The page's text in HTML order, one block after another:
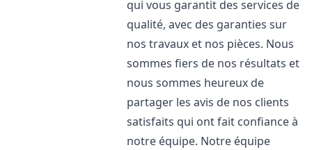
qui vous garantit des services de
qualité, avec des garanties sur
nos travaux et nos pièces. Nous
sommes fiers de nos résultats et
nous sommes heureux de
partager les avis de nos clients
satisfaits qui ont fait confiance à
notre équipe. Notre équipe